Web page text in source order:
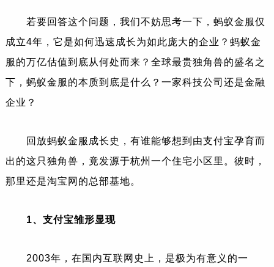
若要回答这个问题，我们不妨思考一下，蚂蚁金服仅
成立4年，它是如何迅速成长为如此庞大的企业？蚂蚁金
服的万亿估值到底从何处而来？全球最贵独角兽的盛名之
下，蚂蚁金服的本质到底是什么？一家科技公司还是金融
企业？
回放蚂蚁金服成长史，有谁能够想到由支付宝孕育而
出的这只独角兽，竟发源于杭州一个住宅小区里。彼时，
那里还是淘宝网的总部基地。
1、支付宝雏形显现
2003年，在国内互联网史上，是极为有意义的一